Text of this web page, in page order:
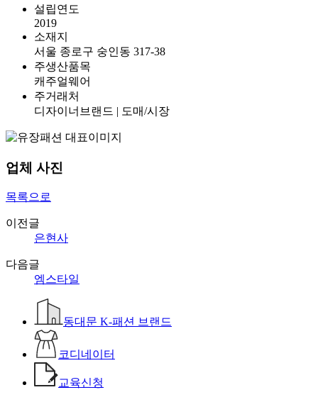
설립연도
2019
소재지
서울 종로구 숭인동 317-38
주생산품목
캐주얼웨어
주거래처
디자이너브랜드 | 도매/시장
업체 사진
목록으로
이전글
은현사
다음글
엠스타일
동대문 K-패션 브랜드
코디네이터
교육신청